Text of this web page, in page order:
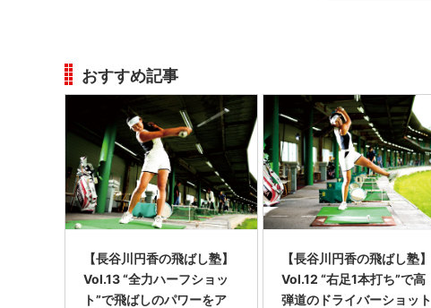
おすすめ記事
【長谷川円香の飛ばし塾】
Vol.13 “全力ハーフショッ
ト”で飛ばしのパワーをア
【長谷川円香の飛ばし塾】
Vol.12 “右足1本打ち”で高
弾道のドライバーショット